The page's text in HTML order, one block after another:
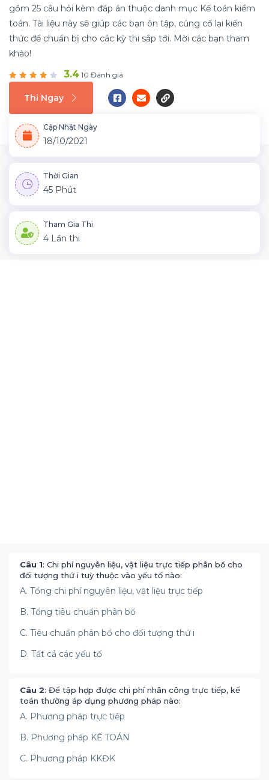
gồm 25 câu hỏi kèm đáp án thuộc danh mục Kế toán kiểm
toán. Tài liệu này sẽ giúp các bạn ôn tập, củng cố lại kiến
thức để chuẩn bị cho các kỳ thi sắp tới. Mời các bạn tham
khảo!
3.4 10 Đánh giá
Thi Ngay
Cập Nhật Ngày
18/10/2021
Thời Gian
45 Phút
Tham Gia Thi
4 Lần thi
Câu 1: Chi phí nguyên liệu, vật liệu trực tiếp phân bổ cho
đối tượng thứ i tuỳ thuộc vào yếu tố nào:
A. Tổng chi phí nguyên liệu, vật liệu trực tiếp
B. Tổng tiêu chuẩn phân bổ
C. Tiêu chuẩn phân bổ cho đối tượng thứ i
D. Tất cả các yếu tố
Câu 2: Để tập hợp được chi phí nhân công trực tiếp, kế
toán thường áp dụng phương pháp nào:
A. Phương pháp trực tiếp
B. Phương pháp KẾ TOÁN
C. Phương pháp KKĐK